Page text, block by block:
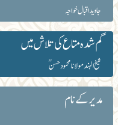
جاوید اقبال خواجہ
گم شدہ متاع کی تلاش میں
شیخ الہند مولانا محمود حسنؒ
مدیر کے نام